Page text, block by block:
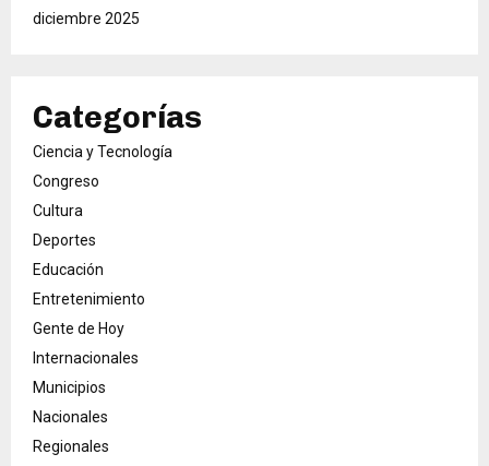
diciembre 2025
Categorías
Ciencia y Tecnología
Congreso
Cultura
Deportes
Educación
Entretenimiento
Gente de Hoy
Internacionales
Municipios
Nacionales
Regionales